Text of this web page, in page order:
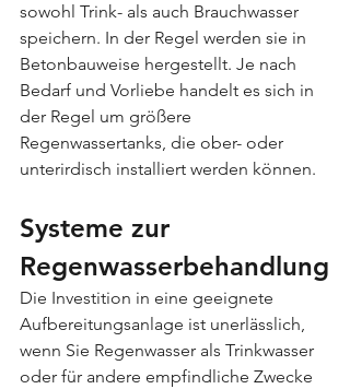
sowohl Trink- als auch Brauchwasser
speichern. In der Regel werden sie in
Betonbauweise hergestellt. Je nach
Bedarf und Vorliebe handelt es sich in
der Regel um größere
Regenwassertanks, die ober- oder
unterirdisch installiert werden können.
Systeme zur
Regenwasserbehandlung
Die Investition in eine geeignete
Aufbereitungsanlage ist unerlässlich,
wenn Sie Regenwasser als Trinkwasser
oder für andere empfindliche Zwecke